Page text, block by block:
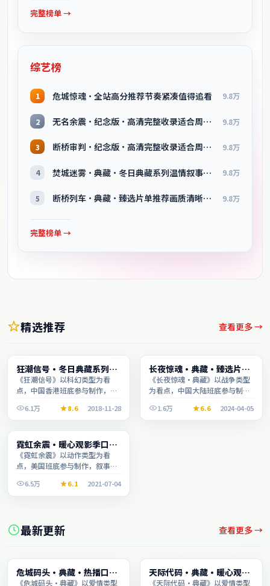
完整榜单 →
综艺榜
1 危城惊魂·全站高分推荐节奏紧凑值得追看 9.8万
2 无名余震·纪念版·高清完整收录适合周末一口气刷完 9.8万
3 断桥审判·纪念版·高清完整收录适合周末一口气刷完 9.8万
4 焚城迷雾·典藏·冬日典藏系列温情叙事引人入胜 9.8万
5 断桥列车·典藏·臻选片单推荐画质清晰观看流畅 9.8万
完整榜单 →
精选推荐 查看更多 →
电影 2:37:36
狂潮信号·冬日典藏系列温
情叙事引人入胜
《狂潮信号》以科幻类型为看
点，中国香港班底参与制作，叙
段观看。
6.1万 8.6 2018-11-28
综艺 2:20:38
长夜惊魂·典藏·臻选片单
推荐画质清晰观看流畅
《长夜惊魂·典藏》以战争类型
为看点，中国大陆班底参与制
休闲时段观看。
1.6万 6.6 2024-04-05
综艺 1:28:41
霓虹余震·暖心观影季口碑
发酵持续升温
《霓虹余震》以动作类型为看
点，美国班底参与制作，叙事完
看。6.5万 6.1 2021-07-04
最新更新 查看更多 →
动漫 2:20:03
危城码头·典藏·热播口碑
之作剧情扎实演技在线
《危城码头·典藏》以爱情类型
电视剧 2:08:41
天际代码·典藏·暖心观影
季口碑发酵持续升温
《天际代码·典藏》以爱情类型